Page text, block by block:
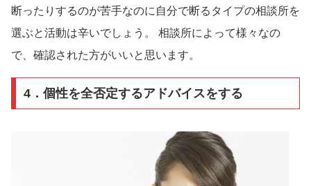
断ったりするのが苦手なのに自分で断るタイプの相談所を
選ぶと活動は辛いでしょう。 相談所によって様々なの
で、確認された方がいいと思います。
4．個性を全否定するアドバイスをする